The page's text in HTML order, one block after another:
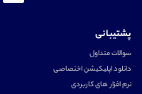
پشتیبانی
سوالات متداول
دانلود اپلیکیشن اختصاصی
نرم افزار های کاربردی